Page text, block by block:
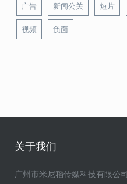
广告 新闻公关 短片
视频 负面
关于我们
广州市米尼稻传媒科技有限公